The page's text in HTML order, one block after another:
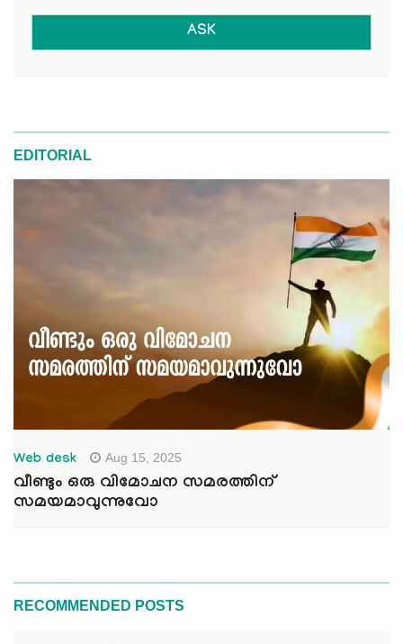
ASK
EDITORIAL
Web desk Aug 15, 2025
വീണ്ടും ഒരു വിമോചന സമരത്തിന്
സമയമാവുന്നുവോ
RECOMMENDED POSTS